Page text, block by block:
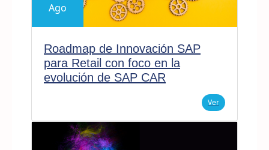
Ago
Roadmap de Innovación SAP
para Retail con foco en la
evolución de SAP CAR
Ver